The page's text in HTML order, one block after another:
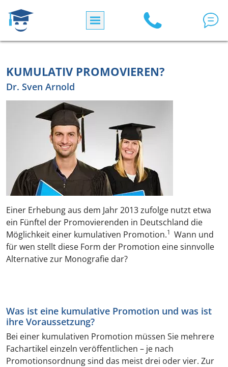
KUMULATIV PROMOVIEREN?
Dr. Sven Arnold
Einer Erhebung aus dem Jahr 2013 zufolge nutzt etwa
ein Fünftel der Promovierenden in Deutschland die
Möglichkeit einer kumulativen Promotion.1 Wann und
für wen stellt diese Form der Promotion eine sinnvolle
Alternative zur Monografie dar?
Was ist eine kumulative Promotion und was ist
ihre Voraussetzung?
Bei einer kumulativen Promotion müssen Sie mehrere
Fachartikel einzeln veröffentlichen – je nach
Promotionsordnung sind das meist drei oder vier. Zur